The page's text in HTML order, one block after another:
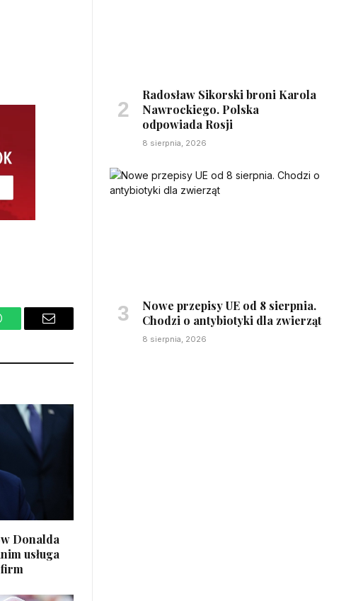
Email
Donalda
usługa
firm
Radosław Sikorski broni Karola
Nawrockiego. Polska
odpowiada Rosji
8 sierpnia, 2026
Nowe przepisy UE od 8 sierpnia.
Chodzi o antybiotyki dla zwierząt
8 sierpnia, 2026